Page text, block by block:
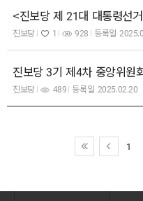
진보당 1 928 등록일
진보당 3기 제4차 중앙위원
진보당 489 등록일 2025.02.20
1